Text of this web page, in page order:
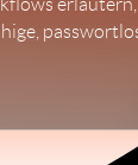
erläutern,